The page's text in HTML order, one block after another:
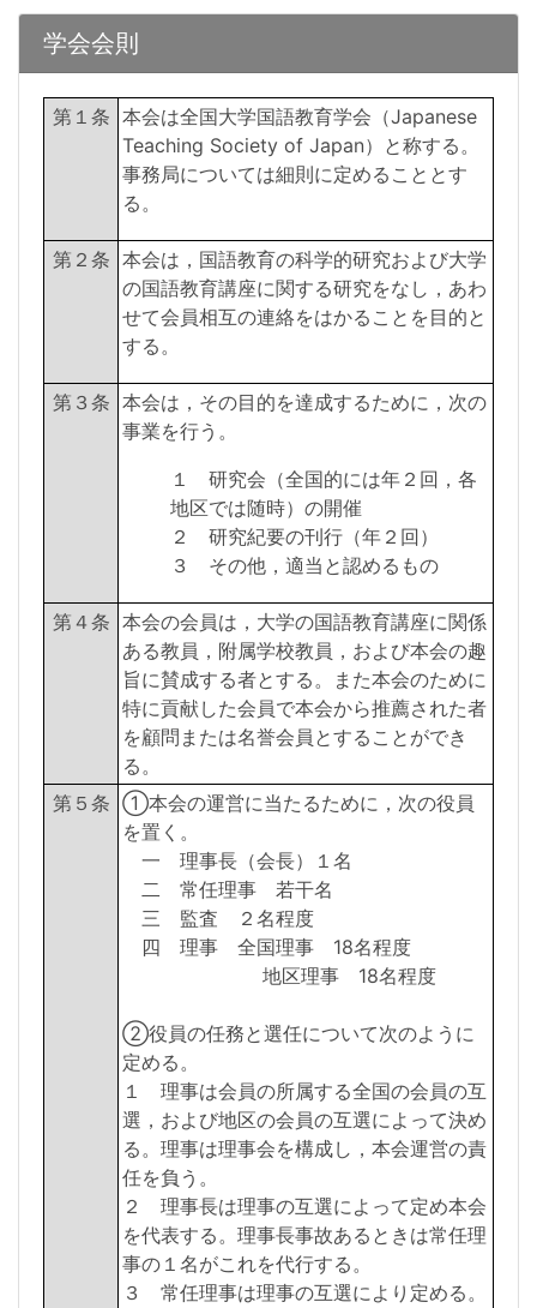
学会会則
第１条 本会は全国大学国語教育学会（Japanese
Teaching Society of Japan）と称する。
事務局については細則に定めることとす
る。
第２条 本会は，国語教育の科学的研究および大学
の国語教育講座に関する研究をなし，あわ
せて会員相互の連絡をはかることを目的と
する。
第３条 本会は，その目的を達成するために，次の
事業を行う。
１ 研究会（全国的には年２回，各
地区では随時）の開催
２ 研究紀要の刊行（年２回）
３ その他，適当と認めるもの
第４条 本会の会員は，大学の国語教育講座に関係
ある教員，附属学校教員，および本会の趣
旨に賛成する者とする。また本会のために
特に貢献した会員で本会から推薦された者
を顧問または名誉会員とすることができ
る。
第５条 ①本会の運営に当たるために，次の役員
を置く。
一 理事長（会長）１名
二 常任理事 若干名
三 監査 ２名程度
四 理事 全国理事 18名程度
地区理事 18名程度
②役員の任務と選任について次のように
定める。
１ 理事は会員の所属する全国の会員の互
選，および地区の会員の互選によって決め
る。理事は理事会を構成し，本会運営の責
任を負う。
２ 理事長は理事の互選によって定め本会
を代表する。理事長事故あるときは常任理
事の１名がこれを代行する。
３ 常任理事は理事の互選により定める。